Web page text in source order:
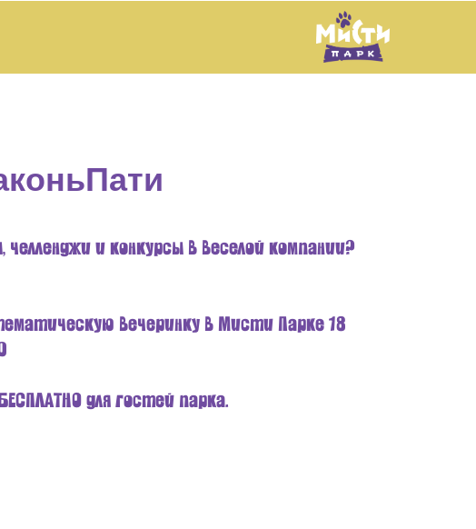
и конкурсы в веселой компании?
вечеринку в Мисти Парке 18
для гостей парка.